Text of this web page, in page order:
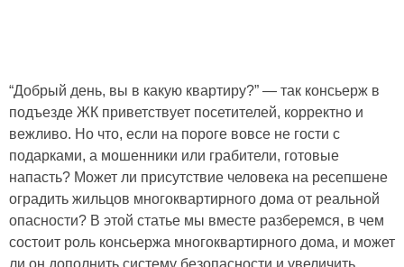
“Добрый день, вы в какую квартиру?” — так консьерж в
подъезде ЖК приветствует посетителей, корректно и
вежливо. Но что, если на пороге вовсе не гости с
подарками, а мошенники или грабители, готовые
напасть? Может ли присутствие человека на ресепшене
оградить жильцов многоквартирного дома от реальной
опасности? В этой статье мы вместе разберемся, в чем
состоит роль консьержа многоквартирного дома, и может
ли он дополнить систему безопасности и увеличить